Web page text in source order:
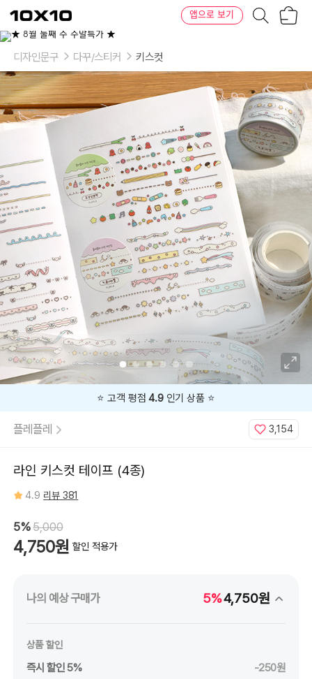
텐
바
텐
앱으로 보기
이
상
션
디
자
인:
1.
리
하
트,
3.
냠
냠
뽀
짝,
4.
꿈
라
디자인문구 다꾸/스티커 키스컷
⭐️ 고객 평점4.9인기 상품 ⭐️
플레플레 3,154
라인 키스컷 테이프 (4종)
4.9 리뷰 381
5%5,000
4,750원 할인 적용가
나의 예상 구매가 5%4,750원
상품 할인
즉시 할인 5% -250원